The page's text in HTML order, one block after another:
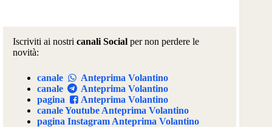
Iscriviti ai nostri canali Social per non perdere le
novità:
canale
Anteprima Volantino
canale
Anteprima Volantino
pagina
Anteprima Volantino
canale Youtube Anteprima Volantino
pagina Instagram Anteprima Volantino